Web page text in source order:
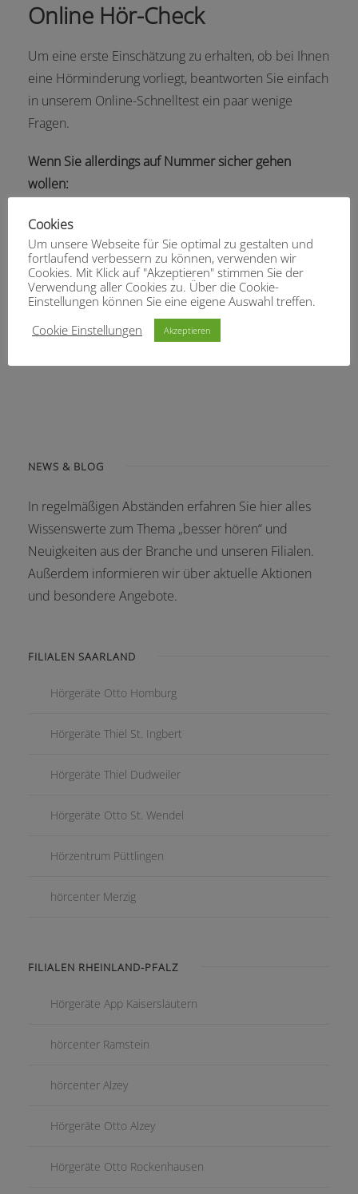
Online Hör-Check
Um eine erste Einschätzung zu erhalten, ob bei Ihnen
eine Hörminderung vorliegt, beantworten Sie einfach
in unserem Online-Schnelltest ein paar wenige
Fragen.
Wenn Sie allerdings auf Nummer sicher gehen
wollen:
Hörgeräte Otto in Rockenhausen
Tel: 06361 994819
Wir sind für Sie da – schön zu hören!
NEWS & BLOG
In regelmäßigen Abständen erfahren Sie hier alles
Wissenswerte zum Thema „besser hören“ und
Neuigkeiten aus der Branche und unseren Filialen.
Außerdem informieren wir über aktuelle Aktionen
und besondere Angebote.
FILIALEN SAARLAND
Hörgeräte Otto Homburg
Hörgeräte Thiel St. Ingbert
Hörgeräte Thiel Dudweiler
Hörgeräte Otto St. Wendel
Hörzentrum Püttlingen
hörcenter Merzig
FILIALEN RHEINLAND-PFALZ
Hörgeräte App Kaiserslautern
hörcenter Ramstein
hörcenter Alzey
Hörgeräte Otto Alzey
Hörgeräte Otto Rockenhausen
Cookies
Um unsere Webseite für Sie optimal zu gestalten und
fortlaufend verbessern zu können, verwenden wir
Cookies. Mit Klick auf "Akzeptieren" stimmen Sie der
Verwendung aller Cookies zu. Über die Cookie-
Einstellungen können Sie eine eigene Auswahl treffen.
Cookie Einstellungen
Akzeptieren